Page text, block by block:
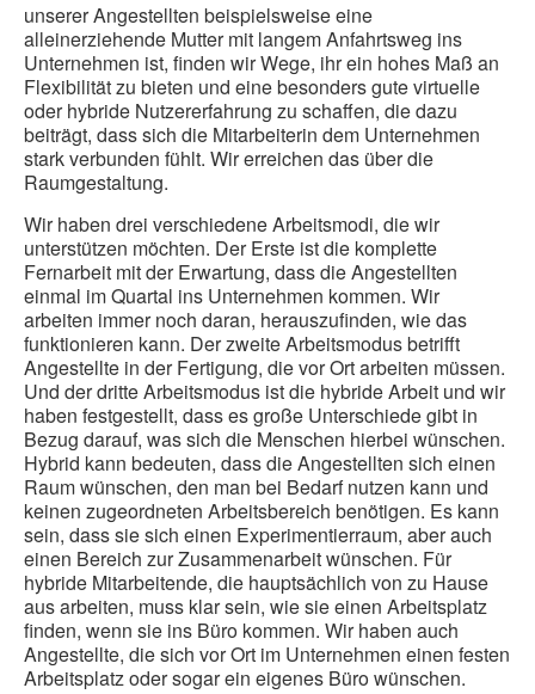
unserer Angestellten beispielsweise eine
alleinerziehende Mutter mit langem Anfahrtsweg ins
Unternehmen ist, finden wir Wege, ihr ein hohes Maß an
Flexibilität zu bieten und eine besonders gute virtuelle
oder hybride Nutzererfahrung zu schaffen, die dazu
beiträgt, dass sich die Mitarbeiterin dem Unternehmen
stark verbunden fühlt. Wir erreichen das über die
Raumgestaltung.
Wir haben drei verschiedene Arbeitsmodi, die wir
unterstützen möchten. Der Erste ist die komplette
Fernarbeit mit der Erwartung, dass die Angestellten
einmal im Quartal ins Unternehmen kommen. Wir
arbeiten immer noch daran, herauszufinden, wie das
funktionieren kann. Der zweite Arbeitsmodus betrifft
Angestellte in der Fertigung, die vor Ort arbeiten müssen.
Und der dritte Arbeitsmodus ist die hybride Arbeit und wir
haben festgestellt, dass es große Unterschiede gibt in
Bezug darauf, was sich die Menschen hierbei wünschen.
Hybrid kann bedeuten, dass die Angestellten sich einen
Raum wünschen, den man bei Bedarf nutzen kann und
keinen zugeordneten Arbeitsbereich benötigen. Es kann
sein, dass sie sich einen Experimentierraum, aber auch
einen Bereich zur Zusammenarbeit wünschen. Für
hybride Mitarbeitende, die hauptsächlich von zu Hause
aus arbeiten, muss klar sein, wie sie einen Arbeitsplatz
finden, wenn sie ins Büro kommen. Wir haben auch
Angestellte, die sich vor Ort im Unternehmen einen festen
Arbeitsplatz oder sogar ein eigenes Büro wünschen.